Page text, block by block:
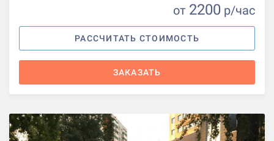
от 2200 р/час
РАССЧИТАТЬ СТОИМОСТЬ
ЗАКАЗАТЬ